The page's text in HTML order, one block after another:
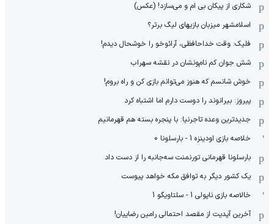
شکاری از پیکان بی ام و می‌سازد! (عکس)
اسلامشهر میزبان بازیهای لیگ برتر؟
فلیک: وقت خداحافظی، آرائوخو را خوشحال دیدم!
شش جوان کم نام‌و‌نشان در نقشه سهراب
خوش شانسم که هنوز می‌توانم بازی کن و راه بروم!
پیروز: بیرانوند را دوست دارم اما اشتباه کرد
جدیدترین وعده تاجرنیا: با پنجره بسته هم قهرمانیم
خلاصه بازی اودینزه 1 - بارسلونا 0
بارسلونا قهرمانی تورنمنت سه‌جانبه را از دست داد
یک کشور دیگر به توافق مکه خواهد پیوست
خالاصه بازی ناپولی 1 - سلتاویگو 1
آخرین آپدیت از مقصد احتمالی رامین رضاییان!